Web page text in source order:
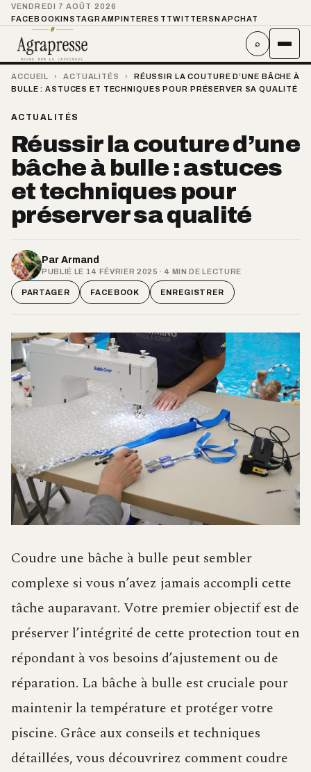
VENDREDI 7 AOÛT 2026
FACEBOOKINSTAGRAMPINTEREST TWITTER SNAPCHAT
⌕
ACCUEIL › ACTUALITÉS ›
RÉUSSIR LA COUTURE D’UNE BÂCHE À
BULLE : ASTUCES ET TECHNIQUES POUR PRÉSERVER SA QUALITÉ
ACTUALITÉS
Réussir la couture d’une
bâche à bulle : astuces
et techniques pour
préserver sa qualité
Par Armand
PUBLIÉ LE 14 FÉVRIER 2025 · 4 MIN DE LECTURE
PARTAGER FACEBOOK ENREGISTRER
Coudre une bâche à bulle peut sembler
complexe si vous n’avez jamais accompli cette
tâche auparavant. Votre premier objectif est de
préserver l’intégrité de cette protection tout en
répondant à vos besoins d’ajustement ou de
réparation. La bâche à bulle est cruciale pour
maintenir la température et protéger votre
piscine. Grâce aux conseils et techniques
détaillées, vous découvrirez comment coudre